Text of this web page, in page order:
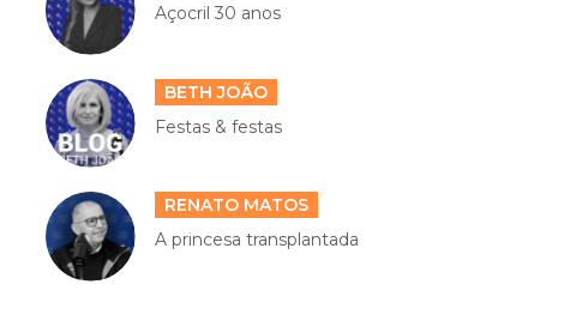
Açocril 30 anos
BETH JOÃO
Festas & festas
RENATO MATOS
A princesa transplantada